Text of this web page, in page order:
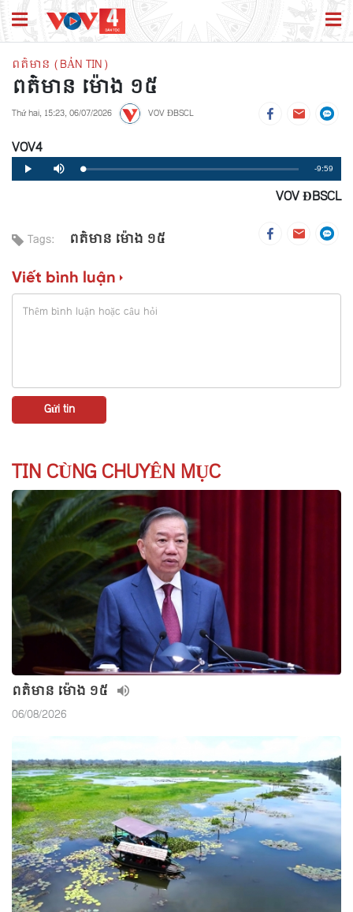
ពត៌មាន (BẢN TIN)
ពត៌មាន ម៉ោង ១៥
Thứ hai, 15:23, 06/07/2026 VOV ĐBSCL
VOV4
Play Mute Loaded:
0%
Progress:
0%
Remaining
Time
-9:59
VOV ĐBSCL
Tags: ពត៌មាន ម៉ោង ១៥
Viết bình luận
TIN CÙNG CHUYÊN MỤC
ពត៌មាន ម៉ោង ១៥
06/08/2026